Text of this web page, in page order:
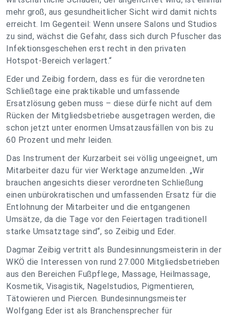
mehr groß, aus gesundheitlicher Sicht wird damit nichts
erreicht. Im Gegenteil: Wenn unsere Salons und Studios
zu sind, wächst die Gefahr, dass sich durch Pfuscher das
Infektionsgeschehen erst recht in den privaten
Hotspot-Bereich verlagert.“
Eder und Zeibig fordern, dass es für die verordneten
Schließtage eine praktikable und umfassende
Ersatzlösung geben muss – diese dürfe nicht auf dem
Rücken der Mitgliedsbetriebe ausgetragen werden, die
schon jetzt unter enormen Umsatzausfällen von bis zu
60 Prozent und mehr leiden.
Das Instrument der Kurzarbeit sei völlig ungeeignet, um
Mitarbeiter dazu für vier Werktage anzumelden. „Wir
brauchen angesichts dieser verordneten Schließung
einen unbürokratischen und umfassenden Ersatz für die
Entlohnung der Mitarbeiter und die entgangenen
Umsätze, da die Tage vor den Feiertagen traditionell
starke Umsatztage sind“, so Zeibig und Eder.
Dagmar Zeibig vertritt als Bundesinnungsmeisterin in der
WKÖ die Interessen von rund 27.000 Mitgliedsbetrieben
aus den Bereichen Fußpflege, Massage, Heilmassage,
Kosmetik, Visagistik, Nagelstudios, Pigmentieren,
Tätowieren und Piercen. Bundesinnungsmeister
Wolfgang Eder ist als Branchensprecher für